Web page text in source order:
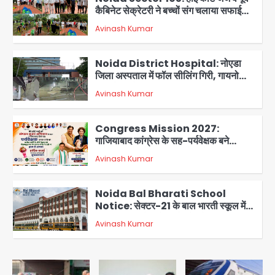
2
कैबिनेट सेक्रेटरी ने बच्चों संग चलाया सफाई
अभियान, 160 किलो कूड़ा हटाया
Avinash Kumar
3
Noida District Hospital: नोएडा
जिला अस्पताल में फॉल सीलिंग गिरी, गायनो
OT गैलरी में बड़ा हादसा टला; मरीजों की सुरक्षा
पर उठे सवाल
Avinash Kumar
4
Congress Mission 2027:
गाजियाबाद कांग्रेस के सह-पर्यवेक्षक बने
सतेन्द्र शर्मा, गौतमबुद्धनगर नेताओं ने जताया
आभार
Avinash Kumar
5
Noida Bal Bharati School
Notice: सेक्टर-21 के बाल भारती स्कूल में
बिना खिड़की-वेंटिलेशन बेसमेंट में चल रही थी
8वीं की क्लास, NCPCR की शिकायत पर
भेजा नोटिस
Avinash Kumar
Assam Floods: सलमान खान का
‘आशियाना’ अभियान – 500 बाढ़रोधी घर,